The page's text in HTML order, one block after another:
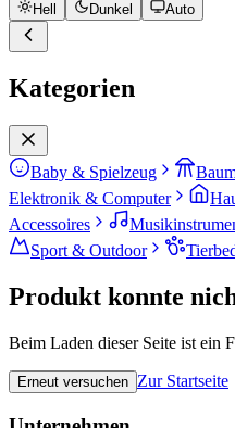
Hell Dunkel Auto
Kategorien
Baby & Spielzeug
Elektronik & Computer
Accessoires
Sport & Outdoor
Produkt konnte
Beim Laden dieser Seite ist ein
Erneut versuchen Zur Startseite